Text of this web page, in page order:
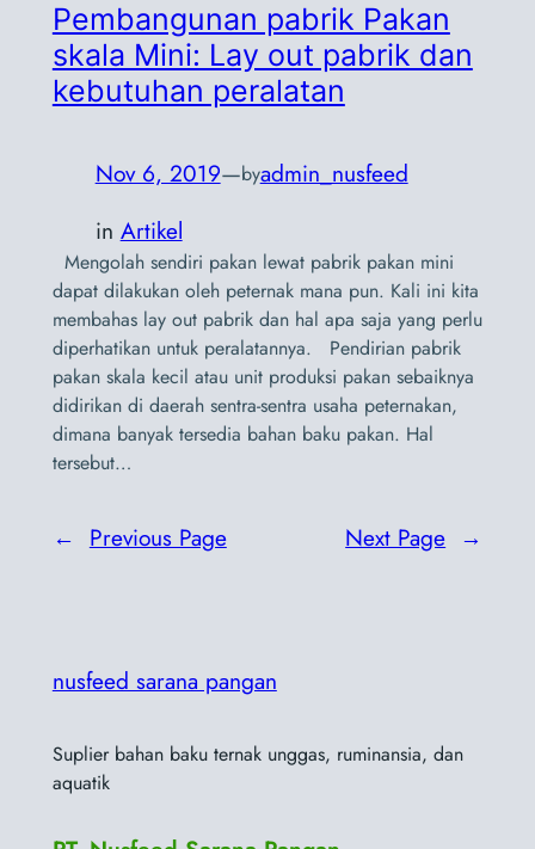
Pembangunan pabrik Pakan
skala Mini: Lay out pabrik dan
kebutuhan peralatan
Nov 6, 2019—byadmin_nusfeed
in Artikel
Mengolah sendiri pakan lewat pabrik pakan mini
dapat dilakukan oleh peternak mana pun. Kali ini kita
membahas lay out pabrik dan hal apa saja yang perlu
diperhatikan untuk peralatannya. Pendirian pabrik
pakan skala kecil atau unit produksi pakan sebaiknya
didirikan di daerah sentra-sentra usaha peternakan,
dimana banyak tersedia bahan baku pakan. Hal
tersebut…
← Previous Page Next Page →
nusfeed sarana pangan
Suplier bahan baku ternak unggas, ruminansia, dan
aquatik